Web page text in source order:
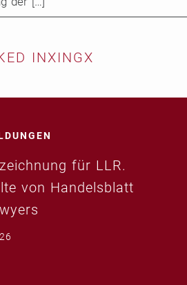
INXINGX
für LLR.
von Handelsblatt